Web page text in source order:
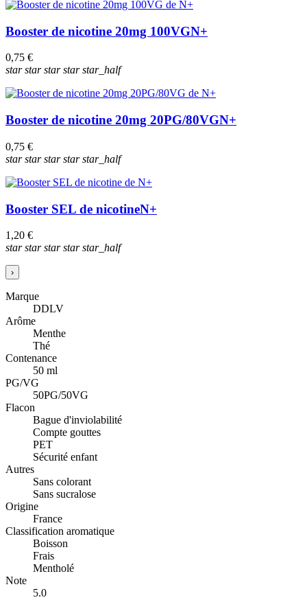
Booster de nicotine 20mg 100VGN+
0,75 €
starstarstarstarstar_half
Booster de nicotine 20mg 20PG/80VGN+
0,75 €
starstarstarstarstar_half
Booster SEL de nicotineN+
1,20 €
starstarstarstarstar_half
›
Marque
DDLV
Arôme
Menthe
Thé
Contenance
50 ml
PG/VG
50PG/50VG
Flacon
Bague d'inviolabilité
Compte gouttes
PET
Sécurité enfant
Autres
Sans colorant
Sans sucralose
Origine
France
Classification aromatique
Boisson
Frais
Mentholé
Note
5.0